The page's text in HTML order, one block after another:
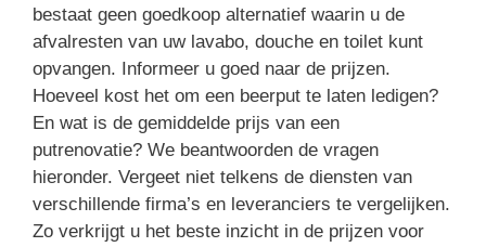
bestaat geen goedkoop alternatief waarin u de
afvalresten van uw lavabo, douche en toilet kunt
opvangen. Informeer u goed naar de prijzen.
Hoeveel kost het om een beerput te laten ledigen?
En wat is de gemiddelde prijs van een
putrenovatie? We beantwoorden de vragen
hieronder. Vergeet niet telkens de diensten van
verschillende firma’s en leveranciers te vergelijken.
Zo verkrijgt u het beste inzicht in de prijzen voor